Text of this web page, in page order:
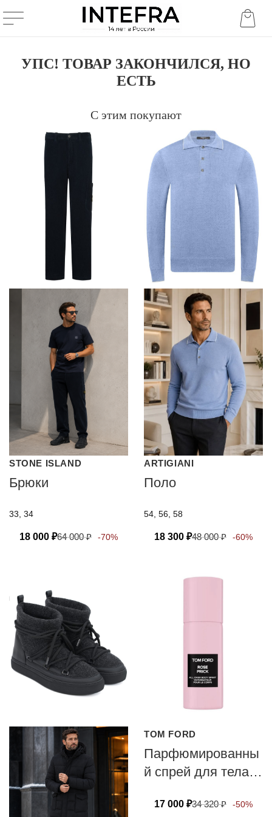
УПС! ТОВАР ЗАКОНЧИЛСЯ, НО
ЕСТЬ
С этим покупают
STONE ISLAND
Брюки
33, 34
18 000 ₽64 000₽ -70%
ARTIGIANI
Поло
54, 56, 58
18 300 ₽48 000₽ -60%
TOM FORD
Парфюмированны
й спрей для тела
PRICK 150 мл
17 000 ₽34 320₽ -50%